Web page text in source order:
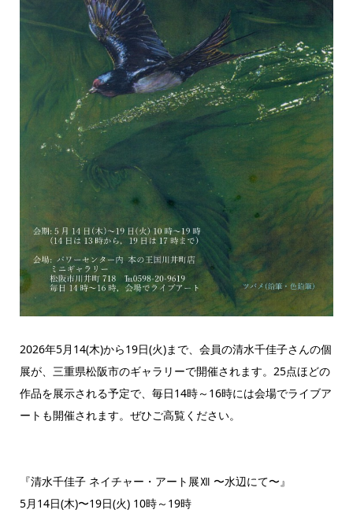
2026年5月14(木)から19日(火)まで、会員の清水千佳子さんの個
展が、三重県松阪市のギャラリーで開催されます。25点ほどの
作品を展示される予定で、毎日14時～16時には会場でライブア
ートも開催されます。ぜひご高覧ください。
『清水千佳子 ネイチャー・アート展Ⅻ 〜水辺にて〜』
5月14日(木)〜19日(火) 10時～19時